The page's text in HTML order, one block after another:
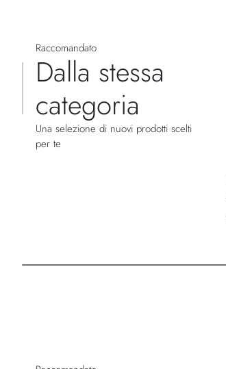
Raccomandato
Dalla stessa
categoria
Una selezione di nuovi prodotti scelti
per te